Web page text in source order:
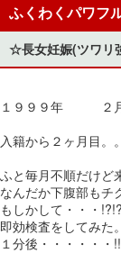
ふくわくパワフ
☆長女妊娠(ツワリ
１９９９年 ２
入籍から２ヶ月目。
ふと毎月不順だけど
なんだか下腹部もチ
もしかして・・・
即効検査をしてみた。
１分後・・・・・・